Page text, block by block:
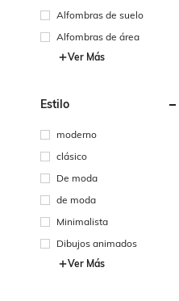
Alfombras de suelo
Alfombras de área
Ver Más
Estilo
moderno
clásico
De moda
de moda
Minimalista
Dibujos animados
Ver Más